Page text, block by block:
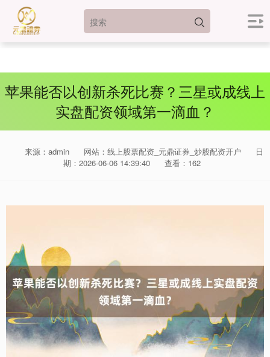
苹果能否以创新杀死比赛？三星或成线上
实盘配资领域第一滴血？
来源：admin 网站：线上股票配资_元鼎证券_炒股配资开户
日
期：2026-06-06 14:39:40
查看：162